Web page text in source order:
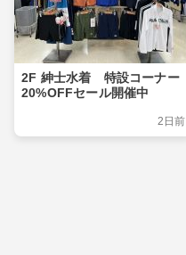
2F 紳士水着 特設コーナー
20%OFFセール開催中
2日前